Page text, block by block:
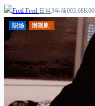
Fred 日常3年前003.68K00